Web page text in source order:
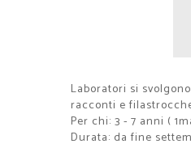
Laboratori si
racconti e
Per chi: 3 - 7 anni (
Durata: da fine